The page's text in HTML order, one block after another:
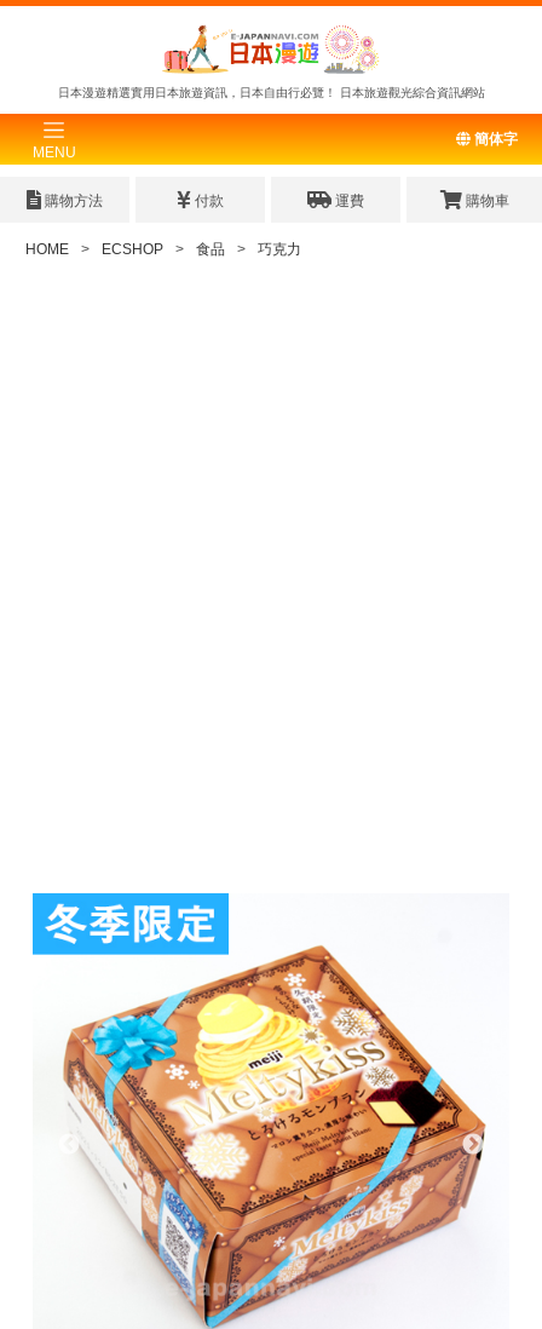
日本漫遊精選實用日本旅遊資訊，日本自由行必覽！ 日本旅遊觀光綜合資訊網站
MENU
簡体字
購物方法 付款 運費 購物車
HOME ECSHOP 食品 巧克力